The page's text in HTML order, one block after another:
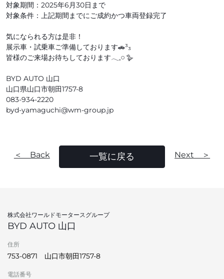
対象期間：2025年6月30日まで
対象条件：上記期間までにご成約かつ車両登録完了
気になられる方は是非！
展示車・試乗車ご準備しております🚗³₃
皆様のご来場お待ちしております𓂃𓈒𓏸︎︎︎︎ 🪿
BYD AUTO 山口
山口県山口市朝田1757-8
083-934-2220
byd-yamaguchi@wm-group.jp
＜ Back 一覧に戻る Next ＞
株式会社ワールドモータースグループ
BYD AUTO 山口
住所
753-0871 山口市朝田1757-8
電話番号